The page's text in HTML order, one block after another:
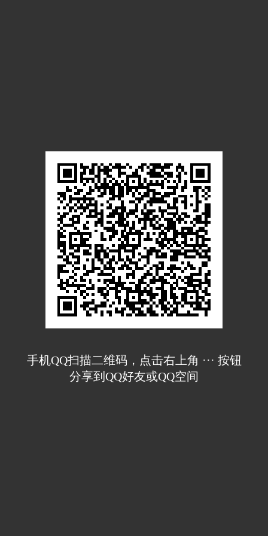
手机QQ扫描二维码，点击右上角 ··· 按钮
分享到QQ好友或QQ空间